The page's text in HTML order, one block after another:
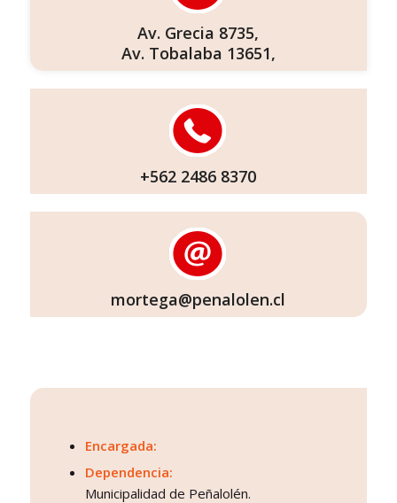
Av. Grecia 8735,
Av. Tobalaba 13651,
+562 2486 8370
mortega@penalolen.cl
Encargada:
Dependencia:
Municipalidad de Peñalolén.